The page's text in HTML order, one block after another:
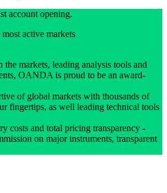
account opening.
active markets
the markets, leading analysis tools and
OANDA is proud to be an award-
of global markets with thousands of
fingertips, as well leading technical tools
costs and total pricing transparency -
on major instruments, transparent